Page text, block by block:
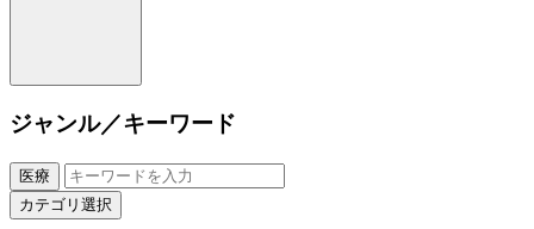
ジャンル／キーワード
医療
カテゴリ選択